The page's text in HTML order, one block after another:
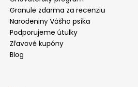
Granule zdarma za recenziu
Narodeniny Vášho psíka
Podporujeme útulky
Zľavové kupóny
Blog